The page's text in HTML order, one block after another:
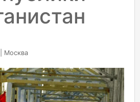
Москва